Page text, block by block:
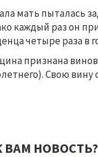
мать пыталась
каждый раз он
четыре раза в
признана
Свою вину
ВАМ НОВОСТЬ?